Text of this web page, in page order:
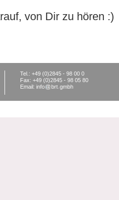
von Dir zu hören :)
Tel.: +49 (0)2845 - 98 00 0
Fax: +49 (0)2845 - 98 05 80
Email: info
brt gmbh